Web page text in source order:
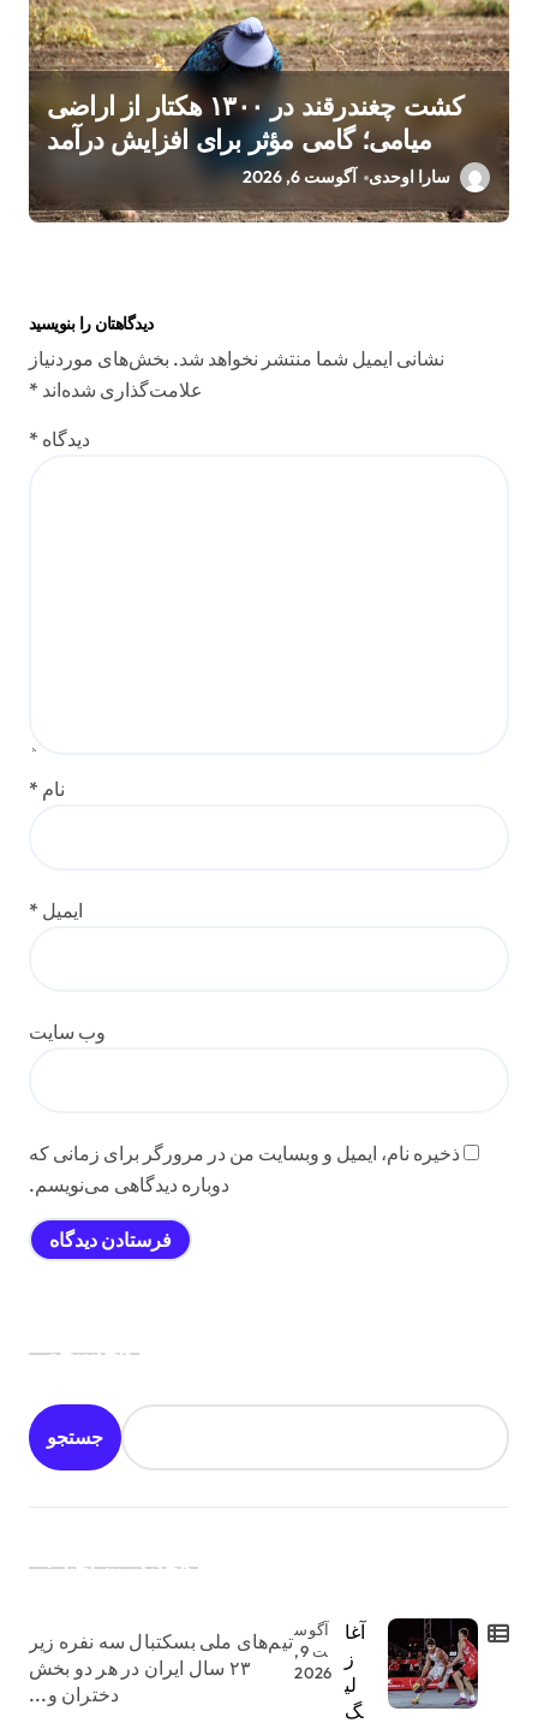
کشت چغندرقند در ۱۳۰۰ هکتار از اراضی
میامی؛ گامی مؤثر برای افزایش درآمد
سارا اوحدی آگوست 6, 2026
دیدگاهتان را بنویسید
نشانی ایمیل شما منتشر نخواهد شد. بخش‌های موردنیاز
علامت‌گذاری شده‌اند *
دیدگاه *
نام *
ایمیل *
وب‌ سایت
ذخیره نام، ایمیل و وبسایت من در مرورگر برای زمانی که
دوباره دیدگاهی می‌نویسم.
جستجو
جستجو
جدیدترین اخبار:
آغا
ز
لی
گ
آگوس
ت 9,
2026
تیم‌های ملی بسکتبال سه نفره زیر
۲۳ سال ایران در هر دو بخش
دختران و...